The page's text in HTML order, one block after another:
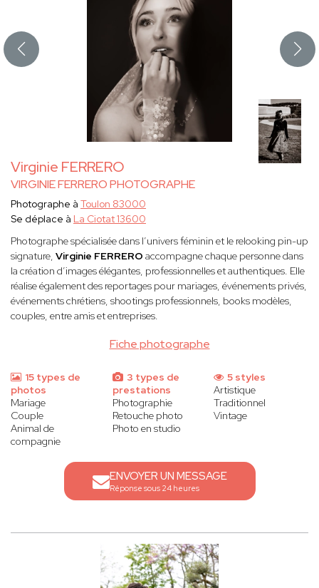
Virginie FERRERO
VIRGINIE FERRERO PHOTOGRAPHE
Fiche photographe
Photographe à Toulon 83000
Se déplace à La Ciotat 13600
Photographe spécialisée dans l’univers féminin et le relooking pin-up
signature, Virginie FERRERO accompagne chaque personne dans
la création d’images élégantes, professionnelles et authentiques. Elle
réalise également des reportages pour mariages, événements privés,
événements chrétiens, shootings professionnels, books modèles,
couples, entre amis et entreprises.
15 types de
photos
Mariage
Couple
Animal de
compagnie
3 types de
prestations
Photographie
Retouche photo
Photo en studio
5 styles
Artistique
Traditionnel
Vintage
ENVOYER UN MESSAGE
Réponse sous 24 heures